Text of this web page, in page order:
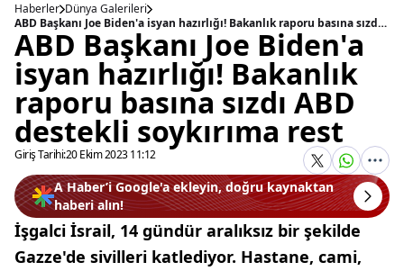
Haberler Dünya Galerileri
ABD Başkanı Joe Biden'a isyan hazırlığı! Bakanlık raporu basına sızdı ABD destekli soykırıma rest
ABD Başkanı Joe Biden'a
isyan hazırlığı! Bakanlık
raporu basına sızdı ABD
destekli soykırıma rest
Giriş Tarihi:20 Ekim 2023 11:12
A Haber’i Google'a ekleyin, doğru kaynaktan
haberi alın!
İşgalci İsrail, 14 gündür aralıksız bir şekilde
Gazze'de sivilleri katlediyor. Hastane, cami,